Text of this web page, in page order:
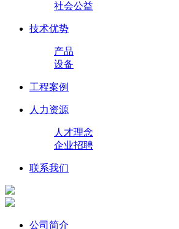
社会公益
技术优势
产品
设备
工程案例
人力资源
人才理念
企业招聘
联系我们
公司简介